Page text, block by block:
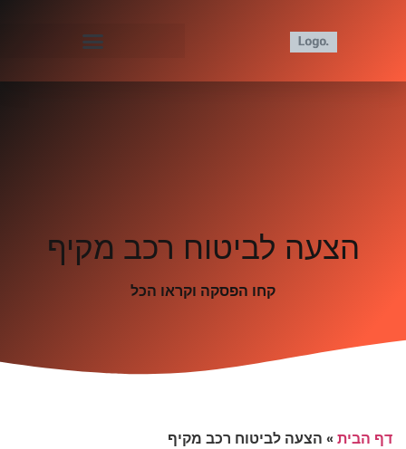
הצעה לביטוח רכב מקיף
קחו הפסקה וקראו הכל
דף הבית» הצעה לביטוח רכב מקיף